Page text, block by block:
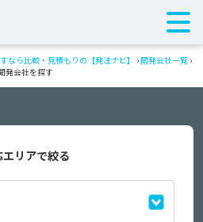
なら比較・見積もりの【発注ナビ】 ›開発会社一覧 ›
発会社を探す
エリアで絞る